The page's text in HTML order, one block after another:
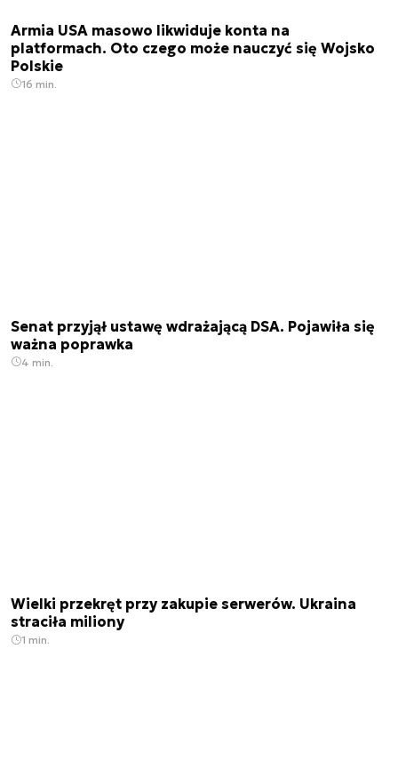
Armia USA masowo likwiduje konta na
platformach. Oto czego może nauczyć się Wojsko
Polskie
16 min.
Senat przyjął ustawę wdrażającą DSA. Pojawiła się
ważna poprawka
4 min.
Wielki przekręt przy zakupie serwerów. Ukraina
straciła miliony
1 min.